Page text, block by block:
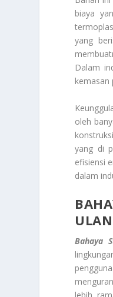
biaya
yang
Dalam
kemasan
oleh
yang di
efisiensi
dalam
Bahaya